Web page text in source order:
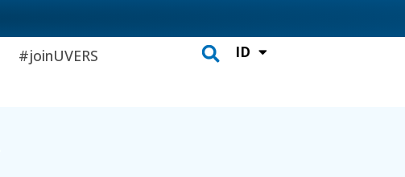
#joinUVERS Search
ID
CH